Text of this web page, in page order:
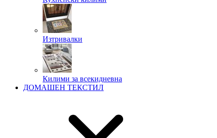
Изтривалки
Килими за всекидневна
ДОМАШЕН ТЕКСТИЛ